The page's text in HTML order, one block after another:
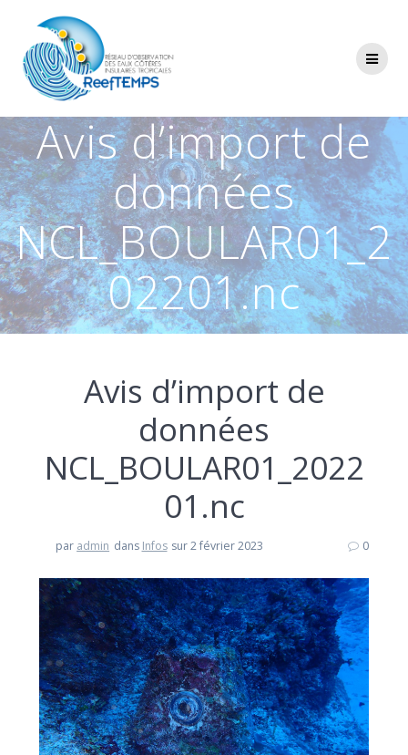
Avis d’import de
données
NCL_BOULAR01_2
02201.nc
Avis d’import de
données
NCL_BOULAR01_2022
01.nc
par admin dans Infos sur 2 février 2023 0